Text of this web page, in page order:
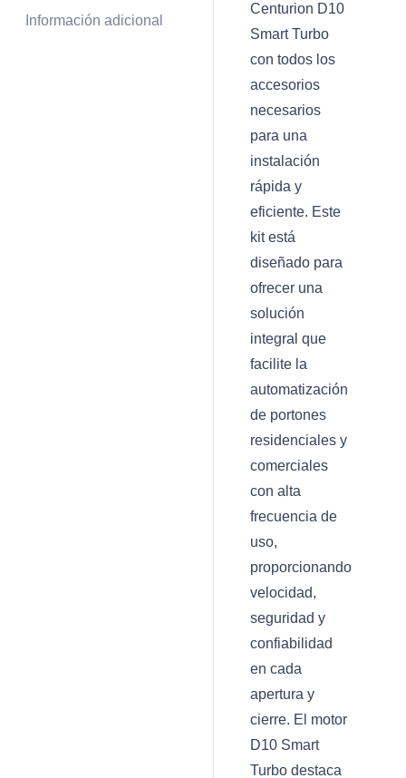
Información adicional
Centurion D10
Smart Turbo
con todos los
accesorios
necesarios
para una
instalación
rápida y
eficiente. Este
kit está
diseñado para
ofrecer una
solución
integral que
facilite la
automatización
de portones
residenciales y
comerciales
con alta
frecuencia de
uso,
proporcionando
velocidad,
seguridad y
confiabilidad
en cada
apertura y
cierre. El motor
D10 Smart
Turbo destaca